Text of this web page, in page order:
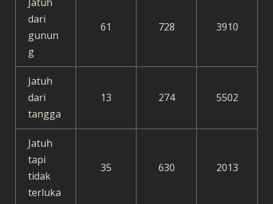
dari
gunun
g
61 728 3910
Jatuh
dari
tangga
13 274 5502
Jatuh
tapi
tidak
terluka
35 630 2013